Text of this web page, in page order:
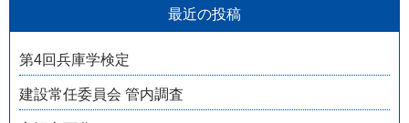
最近の投稿
第4回兵庫学検定
建設常任委員会 管内調査